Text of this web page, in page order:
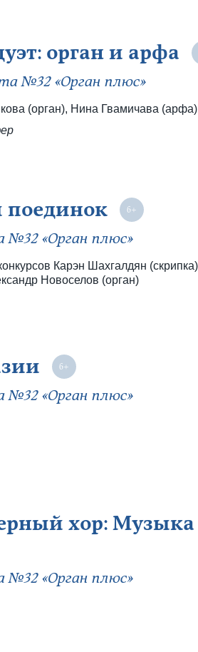
орган и арфа
№32 «Орган плюс»
(орган), Нина Гвамичава (арфа)
«Орган плюс»
Карэн Шахгалдян
Новоселов (орган)
«Орган плюс»
хор: Музыка
«Орган плюс»